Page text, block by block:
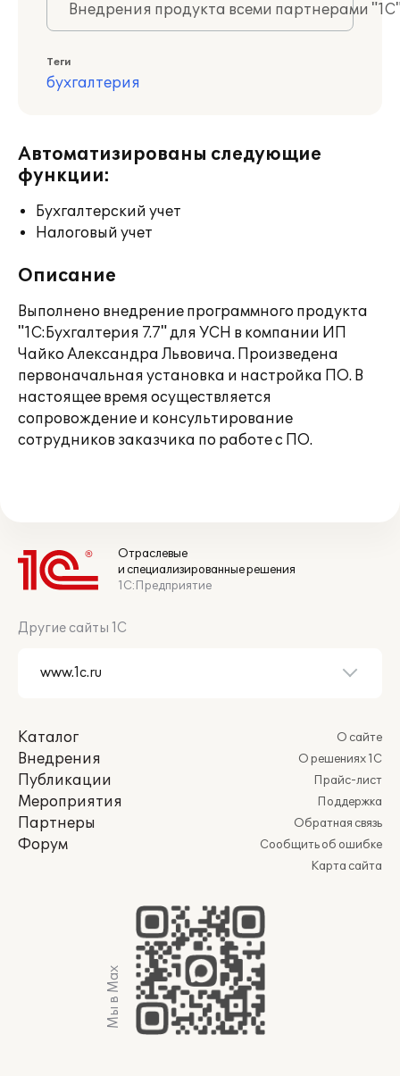
Внедрения продукта всеми партнерами
Теги
бухгалтерия
Автоматизированы следующие
функции:
Бухгалтерский учет
Налоговый учет
Описание
Выполнено внедрение программного продукта
"1С:Бухгалтерия 7.7" для УСН в компании ИП
Чайко Александра Львовича. Произведена
первоначальная установка и настройка ПО. В
настоящее время осуществляется
сопровождение и консультирование
сотрудников заказчика по работе с ПО.
Отраслевые
и специализированные решения
1С:Предприятие
Другие сайты 1С
Каталог
Внедрения
Публикации
Мероприятия
Партнеры
Форум
О сайте
О решениях 1С
Прайс-лист
Поддержка
Обратная связь
Сообщить об ошибке
Карта сайта
Мы в Max